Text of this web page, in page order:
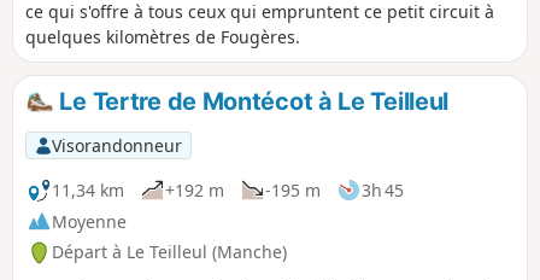
ce qui s'offre à tous ceux qui empruntent ce petit circuit à
quelques kilomètres de Fougères.
Le Tertre de Montécot à Le Teilleul
Visorandonneur
11,34 km
+192 m -195 m
3h 45
Moyenne
Départ à Le Teilleul (Manche)